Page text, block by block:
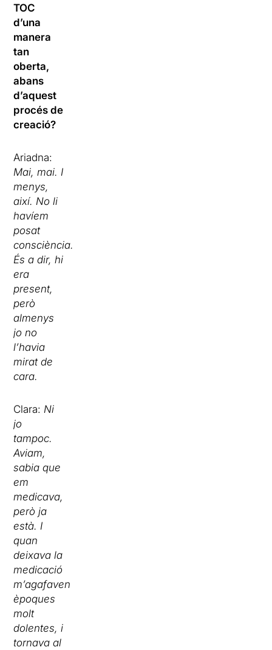
TOC
d’una
manera
tan
oberta,
abans
d’aquest
procés de
creació?
Ariadna:
Mai, mai. I
menys,
així. No li
havíem
posat
consciència.
És a dir, hi
era
present,
però
almenys
jo no
l’havia
mirat de
cara.
Clara: Ni
jo
tampoc.
Aviam,
sabia que
em
medicava,
però ja
està. I
quan
deixava la
medicació
m’agafaven
èpoques
molt
dolentes, i
tornava al